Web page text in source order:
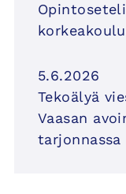
5.6.2026
Tekoälyä
Vaasan
tarjonnassa